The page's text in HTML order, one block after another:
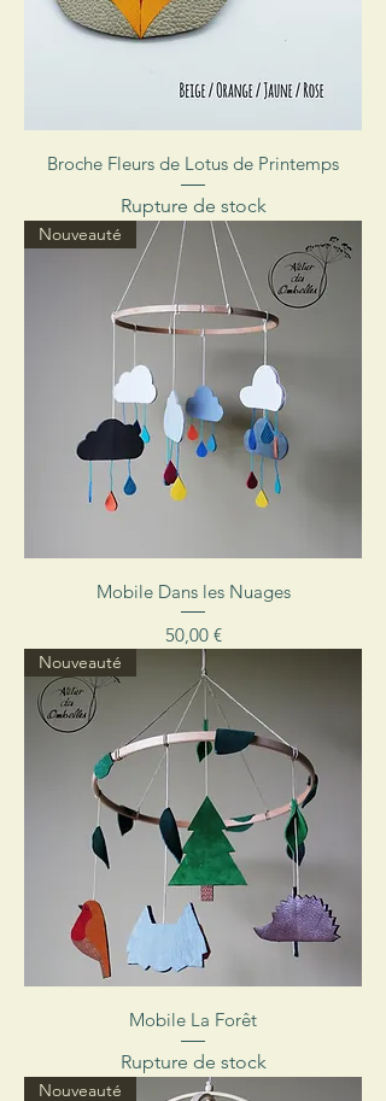
Broche Fleurs de Lotus de Printemps
Rupture de stock
Nouveauté
Mobile Dans les Nuages
Prix
50,00 €
Nouveauté
Mobile La Forêt
Rupture de stock
Nouveauté